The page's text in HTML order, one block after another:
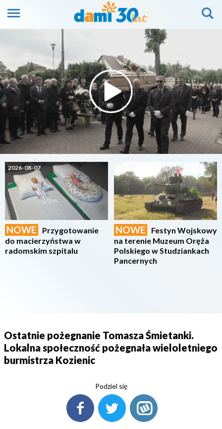
2026-08-07
NOWE
Przygotowanie
do macierzyństwa w
radomskim szpitalu
NOWE
Festyn Wojskowy
na terenie Muzeum Oręża
Polskiego w Studziankach
Pancernych
Ostatnie pożegnanie Tomasza Śmietanki.
Lokalna społeczność pożegnała wieloletniego
burmistrza Kozienic
Podziel się